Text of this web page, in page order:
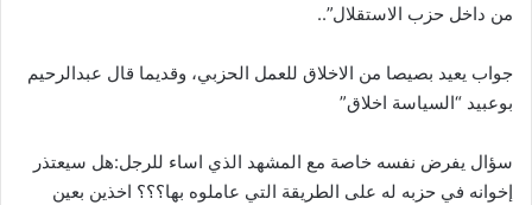
من داخل حزب الاستقلال”..
جواب يعيد بصيصا من الاخلاق للعمل الحزبي، وقديما قال عبدالرحيم
بوعبيد “السياسة اخلاق”
سؤال يفرض نفسه خاصة مع المشهد الذي اساء للرجل:هل سيعتذر
إخوانه في حزبه له على الطريقة التي عاملوه بها؟؟؟ اخذين بعين